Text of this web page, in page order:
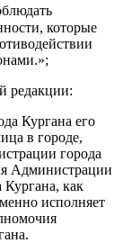
которые
редакции:
Кургана его
в городе,
города
Администрации
Кургана, как
исполняет